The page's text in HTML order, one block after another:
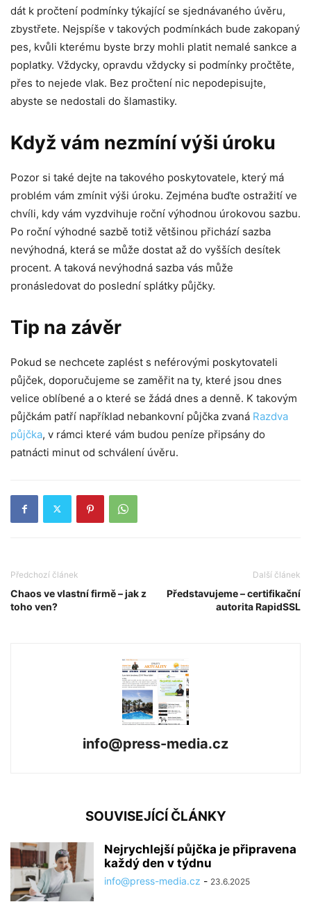
dát k pročtení podmínky týkající se sjednávaného úvěru,
zbystřete. Nejspíše v takových podmínkách bude zakopaný
pes, kvůli kterému byste brzy mohli platit nemalé sankce a
poplatky. Vždycky, opravdu vždycky si podmínky pročtěte,
přes to nejede vlak. Bez pročtení nic nepodepisujte,
abyste se nedostali do šlamastiky.
Když vám nezmíní výši úroku
Pozor si také dejte na takového poskytovatele, který má
problém vám zmínit výši úroku. Zejména buďte ostražití ve
chvíli, kdy vám vyzdvihuje roční výhodnou úrokovou sazbu.
Po roční výhodné sazbě totiž většinou přichází sazba
nevýhodná, která se může dostat až do vyšších desítek
procent. A taková nevýhodná sazba vás může
pronásledovat do poslední splátky půjčky.
Tip na závěr
Pokud se nechcete zaplést s neférovými poskytovateli
půjček, doporučujeme se zaměřit na ty, které jsou dnes
velice oblíbené a o které se žádá dnes a denně. K takovým
půjčkám patří například nebankovní půjčka zvaná Razdva
půjčka, v rámci které vám budou peníze připsány do
patnácti minut od schválení úvěru.
Předchozí článek
Chaos ve vlastní firmě – jak z
toho ven?
Další článek
Představujeme – certifikační
autorita RapidSSL
info@press-media.cz
SOUVISEJÍCÍ ČLÁNKY
Nejrychlejší půjčka je připravena
každý den v týdnu
info@press-media.cz - 23.6.2025